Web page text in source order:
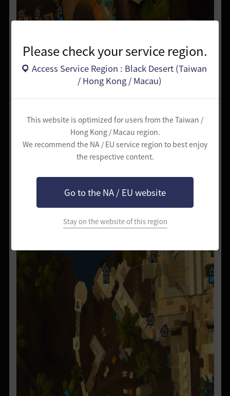
Please check your service region.
Access Service Region : Black Desert (Taiwan
/ Hong Kong / Macau)
This website is optimized for users from the Taiwan /
Hong Kong / Macau region.
We recommend the NA / EU service region to best enjoy
the respective content.
Go to the NA / EU website
Stay on the website of this region